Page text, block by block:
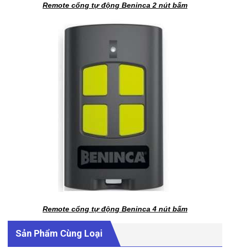
Remote cổng tự động Beninca 2 nút bấm
Remote cổng tự động Beninca 4 nút bấm
Sản Phẩm Cùng Loại